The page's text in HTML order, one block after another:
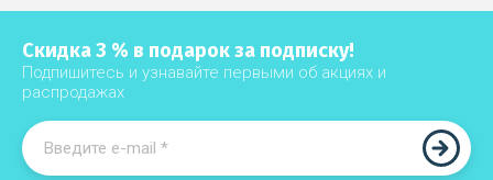
Скидка 3 % в подарок за подписку!
Подпишитесь и узнавайте первыми об акциях и
распродажах